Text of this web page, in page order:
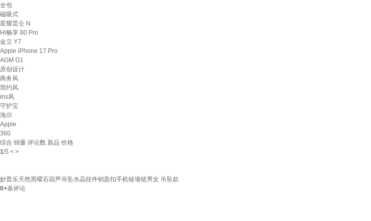
全包
磁吸式
星耀昆仑 N
Hi畅享 80 Pro
金立 Y7
Apple iPhone 17 Pro
AGM G1
原创设计
商务风
简约风
ins风
守护宝
海尔
Apple
360
综合 销量 评论数 新品 价格
1/5 < >
妙普乐天然黑曜石葫芦吊坠水晶挂件钥匙扣手机链项链男女 吊坠款
0+条评论